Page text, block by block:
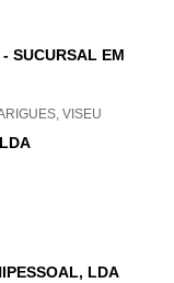
SUCURSAL EM
VISEU
LDA